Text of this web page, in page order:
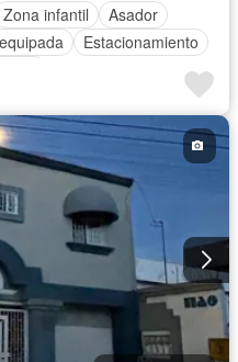
Zona infantil
Asador
Estacionamiento